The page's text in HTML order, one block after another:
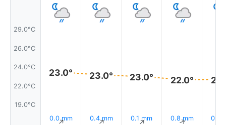
29.0°C
26.0°C
24.0°C
22.0°C
19.0°C
23.0°
0.0 mm
↑
23.0°
0.4 mm
↑
23.0°
0.1 mm
↑
22.0°
0.8 mm
↑ 0.8